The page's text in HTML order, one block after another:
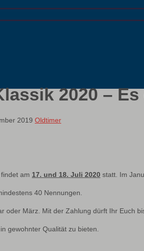
2020 –
2019 Oldtimer
am 17. und 18. Juli 2020 statt. Im
40 Nennungen.
oder März. Mit der Zahlung dürft Ihr Euch
gewohnter Qualität zu bieten.